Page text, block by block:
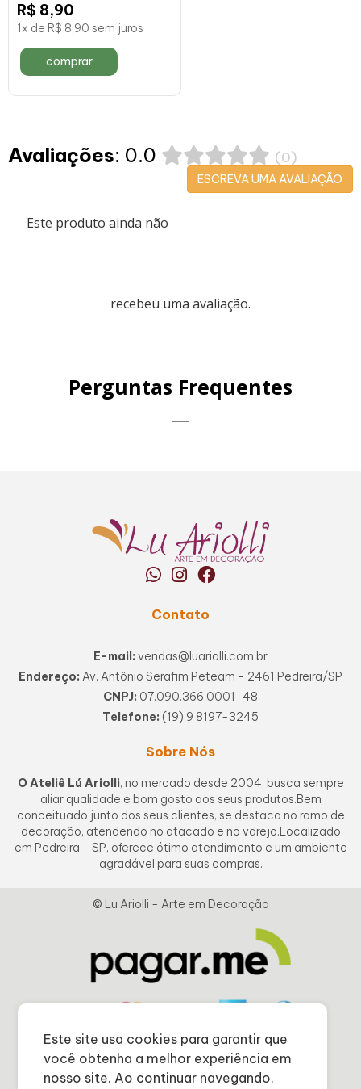
Este site usa cookies para garantir que
você obtenha a melhor experiência em
nosso site. Ao continuar navegando,
R$ 8,90
1x de R$ 8,90 sem juros
comprar
Avaliações: 0.0 (0)
ESCREVA UMA AVALIAÇÃO
Este produto ainda não
recebeu uma avaliação.
Perguntas Frequentes
Contato
E-mail: vendas@luariolli.com.br
Endereço: Av. Antônio Serafim Peteam - 2461 Pedreira/SP
CNPJ: 07.090.366.0001-48
Telefone: (19) 9 8197-3245
Sobre Nós
O Ateliê Lú Ariolli, no mercado desde 2004, busca sempre
aliar qualidade e bom gosto aos seus produtos.Bem
conceituado junto dos seus clientes, se destaca no ramo de
decoração, atendendo no atacado e no varejo.Localizado
em Pedreira - SP, oferece ótimo atendimento e um ambiente
agradável para suas compras.
© Lu Ariolli - Arte em Decoração